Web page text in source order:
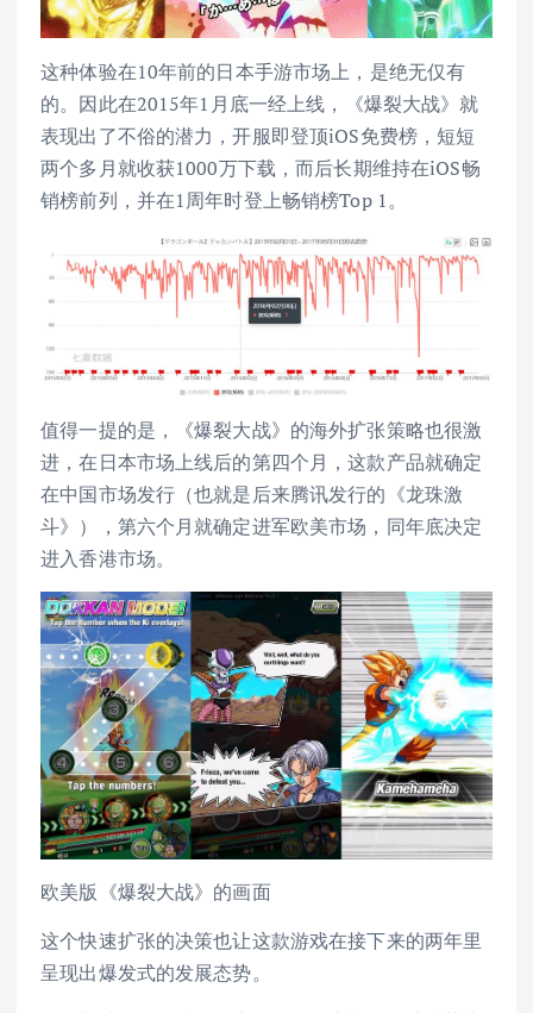
这种体验在10年前的日本手游市场上，是绝无仅有
的。因此在2015年1月底一经上线，《爆裂大战》就
表现出了不俗的潜力，开服即登顶iOS免费榜，短短
两个多月就收获1000万下载，而后长期维持在iOS畅
销榜前列，并在1周年时登上畅销榜Top 1。
值得一提的是，《爆裂大战》的海外扩张策略也很激
进，在日本市场上线后的第四个月，这款产品就确定
在中国市场发行（也就是后来腾讯发行的《龙珠激
斗》），第六个月就确定进军欧美市场，同年底决定
进入香港市场。
欧美版《爆裂大战》的画面
这个快速扩张的决策也让这款游戏在接下来的两年里
呈现出爆发式的发展态势。